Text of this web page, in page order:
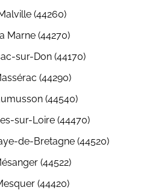
(44260)
Marne (44270)
sur-Don (44170)
(44290)
(44540)
sur-Loire (44470)
de-Bretagne (44520)
(44522)
(44420)